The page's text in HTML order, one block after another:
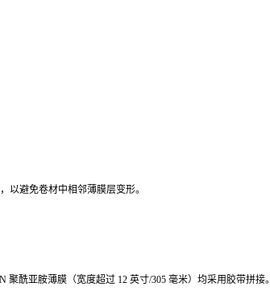
以避免卷材中相邻薄膜层变形。
酰亚胺薄膜（宽度超过 12 英寸/305 毫米）均采用胶带拼接。